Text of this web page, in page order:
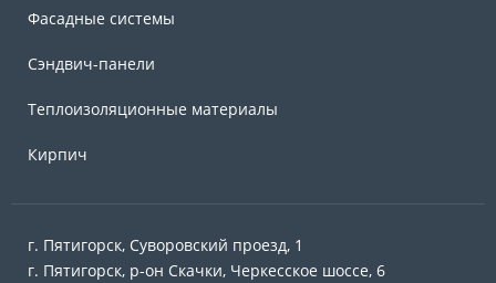
Фасадные системы
Сэндвич-панели
Теплоизоляционные материалы
Кирпич
г. Пятигорск, Суворовский проезд, 1
г. Пятигорск, р-он Скачки, Черкесское шоссе, 6